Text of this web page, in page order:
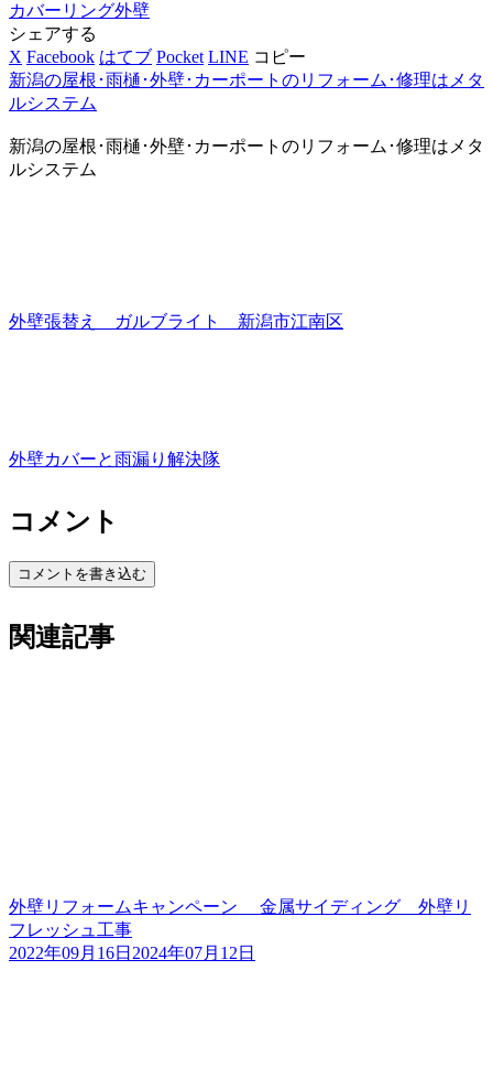
カバーリング外壁
シェアする
X Facebook はてブ Pocket LINE コピー
新潟の屋根･雨樋･外壁･カーポートのリフォーム･修理はメタ
ルシステム
新潟の屋根･雨樋･外壁･カーポートのリフォーム･修理はメタ
ルシステム
外壁張替え ガルブライト 新潟市江南区
外壁カバーと雨漏り解決隊
コメント
コメントを書き込む
関連記事
外壁リフォームキャンペーン 金属サイディング 外壁リ
フレッシュ工事
2022年09月16日 2024年07月12日